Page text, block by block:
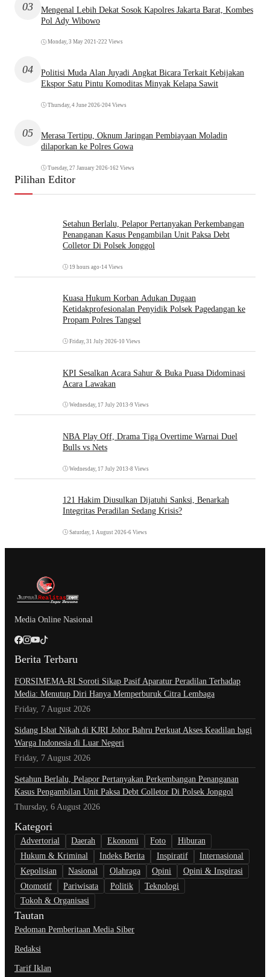
03
Mengenal Lebih Dekat Sosok Kapolres Jakarta Barat, Kombes
Pol Ady Wibowo
Monday, 3 May 2021 •222 Views
04
Politisi Muda Alan Juyadi Angkat Bicara Terkait Kebijakan
Ekspor Satu Pintu Komoditas Minyak Kelapa Sawit
Thursday, 4 June 2026•204 Views
05
Merasa Tertipu, Oknum Jaringan Pembiayaan Moladin
dilaporkan ke Polres Gowa
Tuesday, 27 January 2026•162 Views
Pilihan Editor
Setahun Berlalu, Pelapor Pertanyakan Perkembangan
Penanganan Kasus Pengambilan Unit Paksa Debt
Colletor Di Polsek Jonggol
19 hours ago •14 Views
Kuasa Hukum Korban Adukan Dugaan
Ketidakprofesionalan Penyidik Polsek Pagedangan ke
Propam Polres Tangsel
Friday, 31 July 2026•10 Views
KPI Sesalkan Acara Sahur & Buka Puasa Didominasi
Acara Lawakan
Wednesday, 17 July 2013 •9 Views
NBA Play Off, Drama Tiga Overtime Warnai Duel
Bulls vs Nets
Wednesday, 17 July 2013 •8 Views
121 Hakim Diusulkan Dijatuhi Sanksi, Benarkah
Integritas Peradilan Sedang Krisis?
Saturday, 1 August 2026•6 Views
Media Online Nasional
Berita Terbaru
​FORSIMEMA-RI Soroti Sikap Pasif Aparatur Peradilan Terhadap
Media: Menutup Diri Hanya Memperburuk Citra Lembaga
Friday, 7 August 2026
Sidang Isbat Nikah di KJRI Johor Bahru Perkuat Akses Keadilan bagi
Warga Indonesia di Luar Negeri
Friday, 7 August 2026
Setahun Berlalu, Pelapor Pertanyakan Perkembangan Penanganan
Kasus Pengambilan Unit Paksa Debt Colletor Di Polsek Jonggol
Thursday, 6 August 2026
Kategori
Advertorial Daerah Ekonomi Foto
Hiburan
Hukum & Kriminal
Indeks Berita Inspiratif
Internasional
Kepolisian
Nasional Olahraga Opini
Opini & Inspirasi
Otomotif
Pariwisata Politik
Teknologi
Tokoh & Organisasi
Tautan
Pedoman Pemberitaan Media Siber
Redaksi
Tarif Iklan